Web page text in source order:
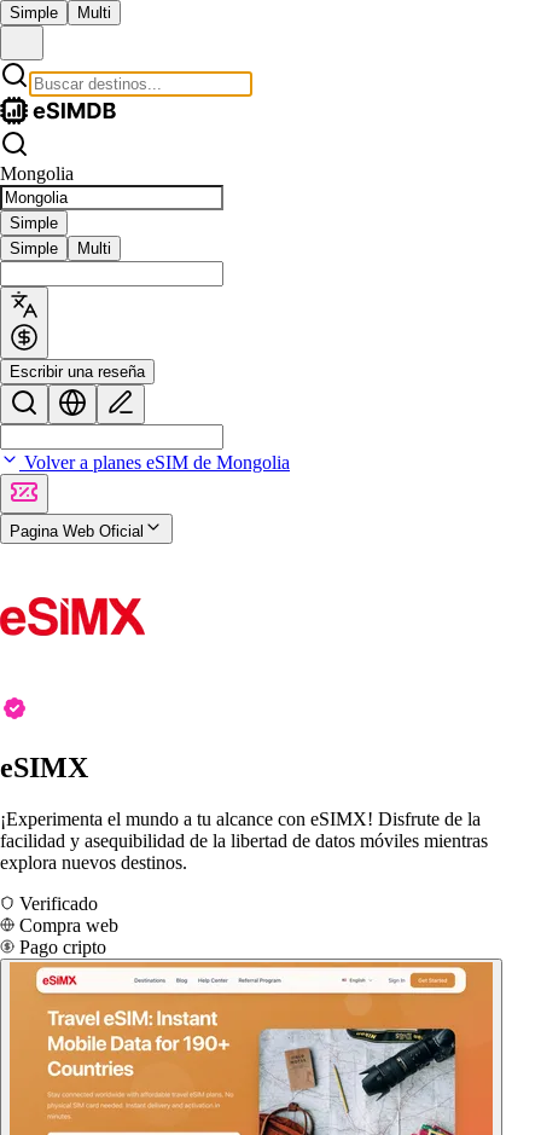
Simple Multi
Mongolia
Simple
Simple
Multi
Escribir una reseña
Volver a planes eSIM de Mongolia
Pagina Web Oficial
eSIMX
¡Experimenta el mundo a tu alcance con eSIMX! Disfrute de la
facilidad y asequibilidad de la libertad de datos móviles mientras
explora nuevos destinos.
Verificado
Compra web
Pago cripto